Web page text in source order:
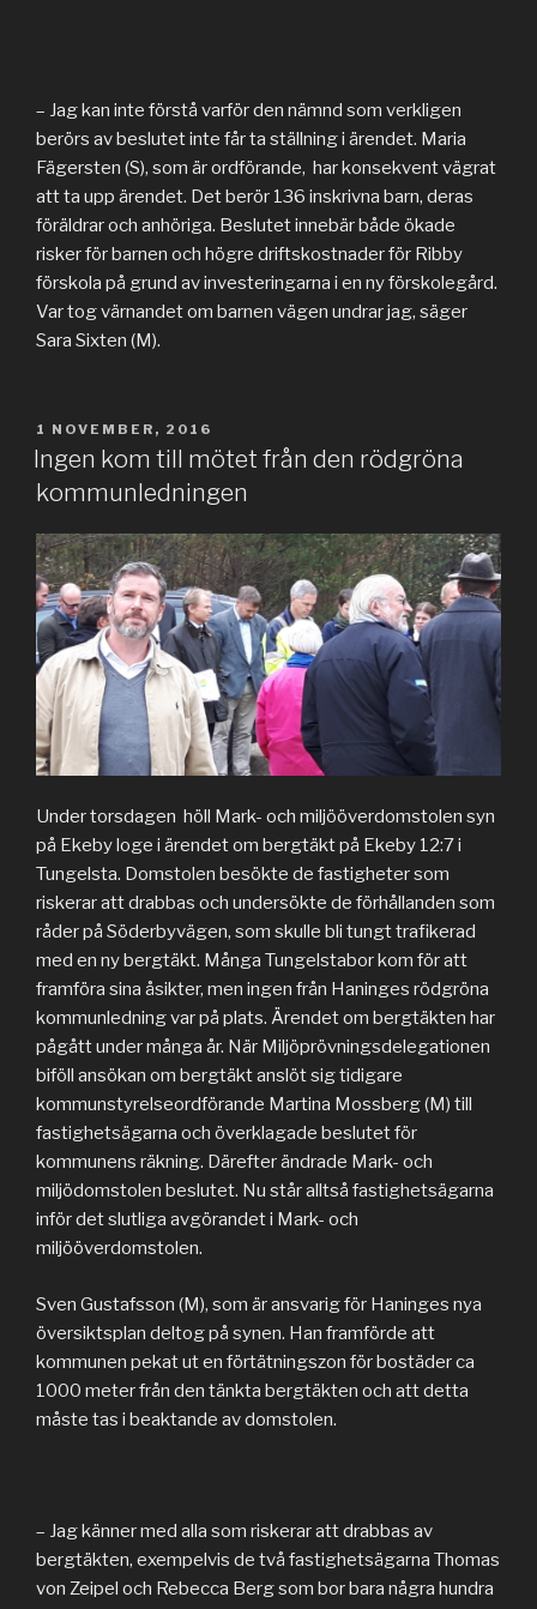
– Jag kan inte förstå varför den nämnd som verkligen
berörs av beslutet inte får ta ställning i ärendet. Maria
Fägersten (S), som är ordförande, har konsekvent vägrat
att ta upp ärendet. Det berör 136 inskrivna barn, deras
föräldrar och anhöriga. Beslutet innebär både ökade
risker för barnen och högre driftskostnader för Ribby
förskola på grund av investeringarna i en ny förskolegård.
Var tog värnandet om barnen vägen undrar jag, säger
Sara Sixten (M).
PUBLICERAT
1 NOVEMBER, 2016
Ingen kom till mötet från den rödgröna
kommunledningen
Under torsdagen höll Mark- och miljööverdomstolen syn
på Ekeby loge i ärendet om bergtäkt på Ekeby 12:7 i
Tungelsta. Domstolen besökte de fastigheter som
riskerar att drabbas och undersökte de förhållanden som
råder på Söderbyvägen, som skulle bli tungt trafikerad
med en ny bergtäkt. Många Tungelstabor kom för att
framföra sina åsikter, men ingen från Haninges rödgröna
kommunledning var på plats. Ärendet om bergtäkten har
pågått under många år. När Miljöprövningsdelegationen
biföll ansökan om bergtäkt anslöt sig tidigare
kommunstyrelseordförande Martina Mossberg (M) till
fastighetsägarna och överklagade beslutet för
kommunens räkning. Därefter ändrade Mark- och
miljödomstolen beslutet. Nu står alltså fastighetsägarna
inför det slutliga avgörandet i Mark- och
miljööverdomstolen.
Sven Gustafsson (M), som är ansvarig för Haninges nya
översiktsplan deltog på synen. Han framförde att
kommunen pekat ut en förtätningszon för bostäder ca
1000 meter från den tänkta bergtäkten och att detta
måste tas i beaktande av domstolen.
– Jag känner med alla som riskerar att drabbas av
bergtäkten, exempelvis de två fastighetsägarna Thomas
von Zeipel och Rebecca Berg som bor bara några hundra